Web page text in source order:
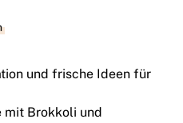
und frische Ideen für
mit Brokkoli und